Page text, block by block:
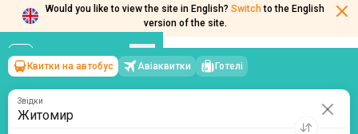
Would you like to view the site in English? Switch to the English
version of the site.
Житомир→Мюнстер
сб, 8 серпня/1 пасажир
Квитки на автобус Авіаквитки Готелі
Звідки